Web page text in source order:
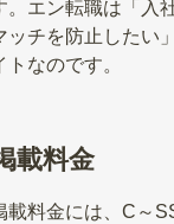
。エン転職は「入
ッチを防止したい
なのです。
載料金
載料金には、C～